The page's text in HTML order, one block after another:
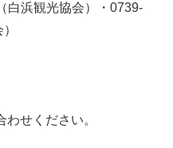
白浜観光協会）・0739-
せください。